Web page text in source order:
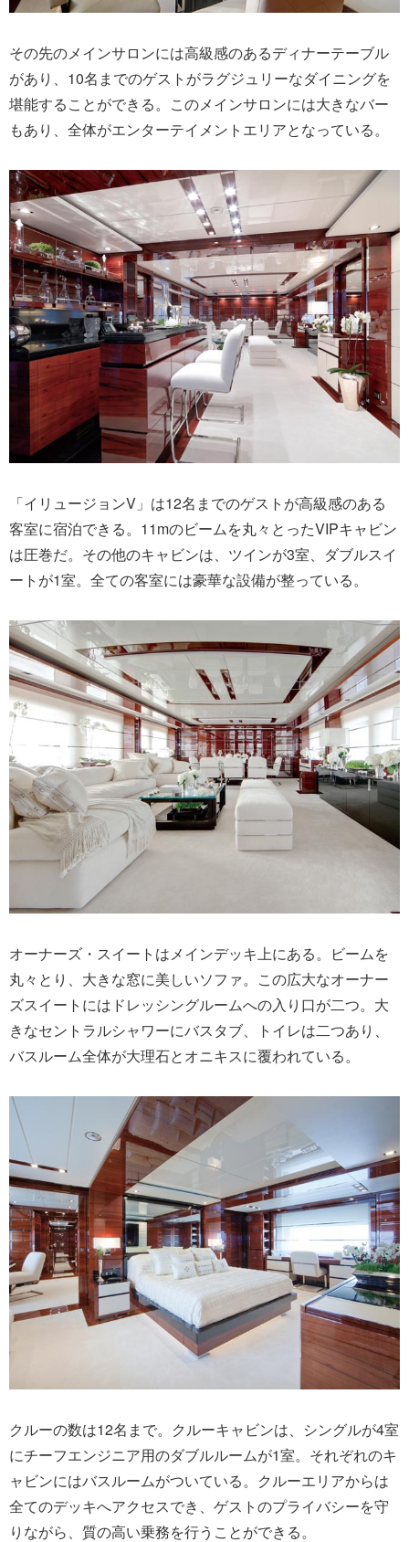
その先のメインサロンには高級感のあるディナーテーブル
があり、10名までのゲストがラグジュリーなダイニングを
堪能することができる。このメインサロンには大きなバー
もあり、全体がエンターテイメントエリアとなっている。
「イリュージョンV」は12名までのゲストが高級感のある
客室に宿泊できる。11mのビームを丸々とったVIPキャビン
は圧巻だ。その他のキャビンは、ツインが3室、ダブルスイ
ートが1室。全ての客室には豪華な設備が整っている。
オーナーズ・スイートはメインデッキ上にある。ビームを
丸々とり、大きな窓に美しいソファ。この広大なオーナー
ズスイートにはドレッシングルームへの入り口が二つ。大
きなセントラルシャワーにバスタブ、トイレは二つあり、
バスルーム全体が大理石とオニキスに覆われている。
クルーの数は12名まで。クルーキャビンは、シングルが4室
にチーフエンジニア用のダブルルームが1室。それぞれのキ
ャビンにはバスルームがついている。クルーエリアからは
全てのデッキへアクセスでき、ゲストのプライバシーを守
りながら、質の高い乗務を行うことができる。